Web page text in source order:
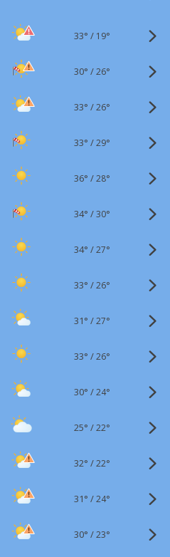
33° / 19°
30° /26°
33° /26°
33° /29°
36° /28°
34° /30°
34° /27°
33° /26°
31° /27°
33° /26°
30° /24°
25° /22°
32° /22°
31° /24°
30° /23°